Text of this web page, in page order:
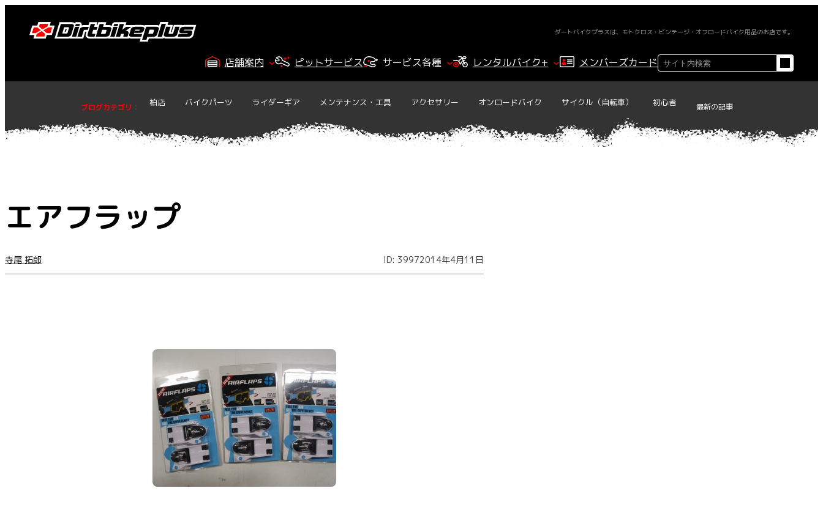
ッ
ダートバイクプラスは、モトクロス・ビンテージ・オフロードバイク用品のお店です。
店舗案内 ピットサービス サービス各種 レンタルバイク+ メンバーズカード検
索
ブログカテゴリ ： 柏店 バイクパーツ ライダーギア メンテナンス・工具 アクセサリー オンロードバイク サイクル（自転車） 初心者 最新の記事
エアフラップ
寺尾 拓郎 ID: 39972014年4月11日